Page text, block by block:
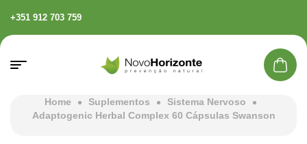
+351 912 703 759
Home Suplementos
Sistema Nervoso
Adaptogenic Herbal Complex 60 Cápsulas Swanson